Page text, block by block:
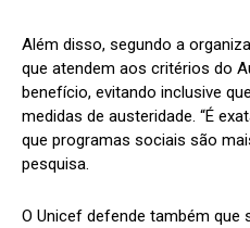
Além disso, segundo a
que atendem aos critérios do
benefício, evitando inclusive
medidas de austeridade. “É
que programas sociais são
pesquisa.
O Unicef defende também que